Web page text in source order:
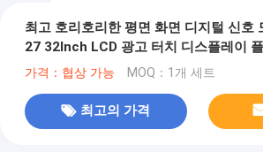
최고 호리호리한 평면 화면 디지털 신호
27 32Inch LCD 광고 터치 디스플레이
기계
가격：협상 가능 MOQ：1개 세트
최고의 가격